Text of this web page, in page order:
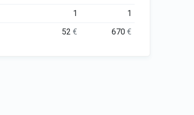
1
1
52€ 670€